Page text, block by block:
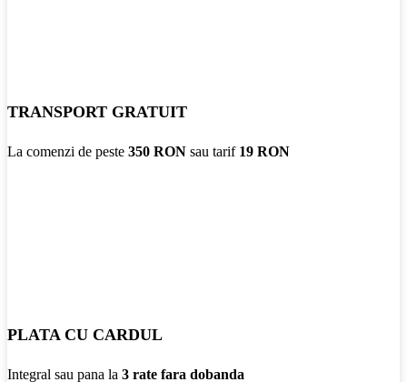
TRANSPORT GRATUIT
La comenzi de peste 350 RON sau tarif 19 RON
PLATA CU CARDUL
Integral sau pana la 3 rate fara dobanda